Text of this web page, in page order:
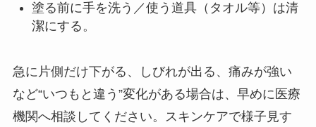
塗る前に手を洗う／使う道具（タオル等）は清
潔にする。
急に片側だけ下がる、しびれが出る、痛みが強い
など“いつもと違う”変化がある場合は、早めに医療
機関へ相談してください。スキンケアで様子見す